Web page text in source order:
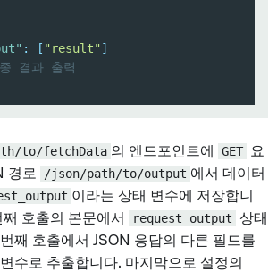
: [ "result" ]
결과 출력
to/fetchData 의 엔드포인트에 GET 요
경로
/json/path/to/output 에서 데이터
이라는 상태 변수에 저장합니
호출의 본문에서
request_output 상태
째 호출에서 JSON 응답의 다른 필드를
수로 추출합니다. 마지막으로 설정의